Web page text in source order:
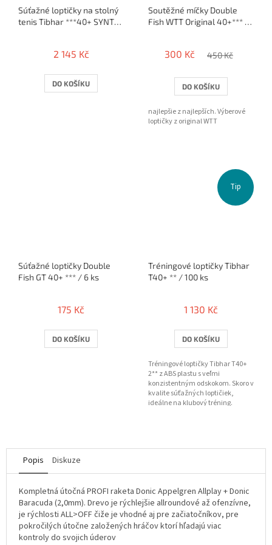
Súťažné loptičky na stolný
tenis Tibhar ***40+ SYNTT
2 145 Kč
DO KOŠÍKU
Soutěžné míčky Double
Fish WTT Original 40+*** /
300 Kč 450 Kč
DO KOŠÍKU
najlepšie z najlepších. Výberové
loptičky z original WTT
Súťažné loptičky Double
Fish GT 40+ *** / 6 ks
175 Kč
DO KOŠÍKU
Tip
Tréningové loptičky Tibhar
T40+ ** / 100 ks
1 130 Kč
DO KOŠÍKU
Tréningové loptičky Tibhar T40+
2** z ABS plastu s veľmi
konzistentným odskokom. Skoro v
kvalite súťažných loptičiek,
ideálne na klubový tréning.
Popis Diskuze
Kompletná útočná PROFI raketa Donic Appelgren Allplay + Donic
Baracuda (2,0mm). Drevo je rýchlejšie allroundové až ofenzívne,
je rýchlosti ALL>OFF čiže je vhodné aj pre začiatočníkov, pre
pokročilých útočne založených hráčov ktorí hľadajú viac
kontroly do svojich úderov